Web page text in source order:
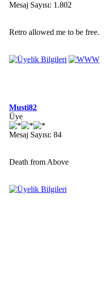
Mesaj Sayısı: 1.802
Retro allowed me to be free.
Musti82
Üye
Mesaj Sayısı: 84
Death from Above